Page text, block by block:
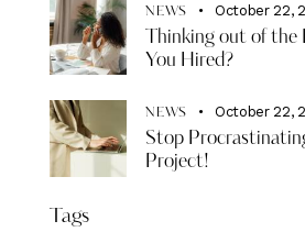
NEWS October 22,
Thinking out of the
You Hired?
NEWS October 22,
Stop
Project!
Tags